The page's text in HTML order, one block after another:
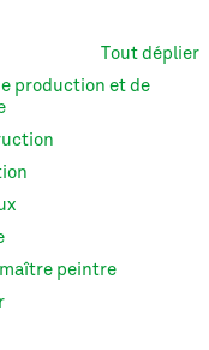
des cours
Tout déplier
production et de
peintre